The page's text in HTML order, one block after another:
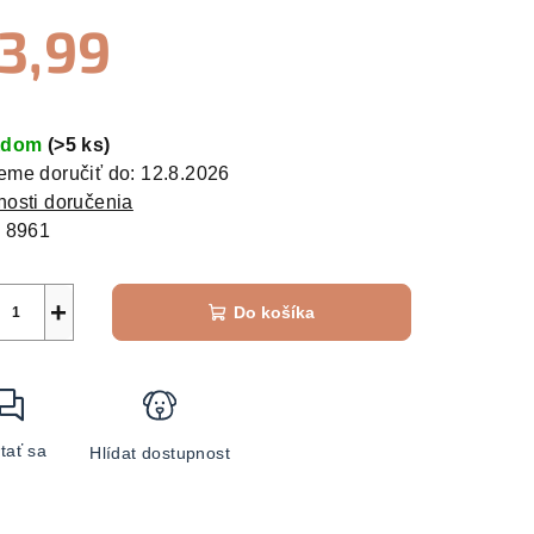
(>5 ks)
doručiť do: 12.8.2026
doručenia
8961
+ Do košíka
sa Hlídat dostupnost